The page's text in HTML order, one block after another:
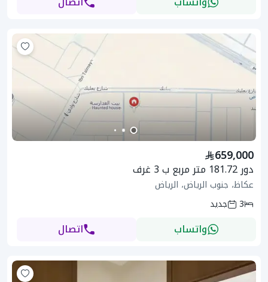
659,000
دور 181.72 متر مربع ب 3 غرف
عكاظ، جنوب الرياض، الرياض
3
جديد
واتساب اتصال